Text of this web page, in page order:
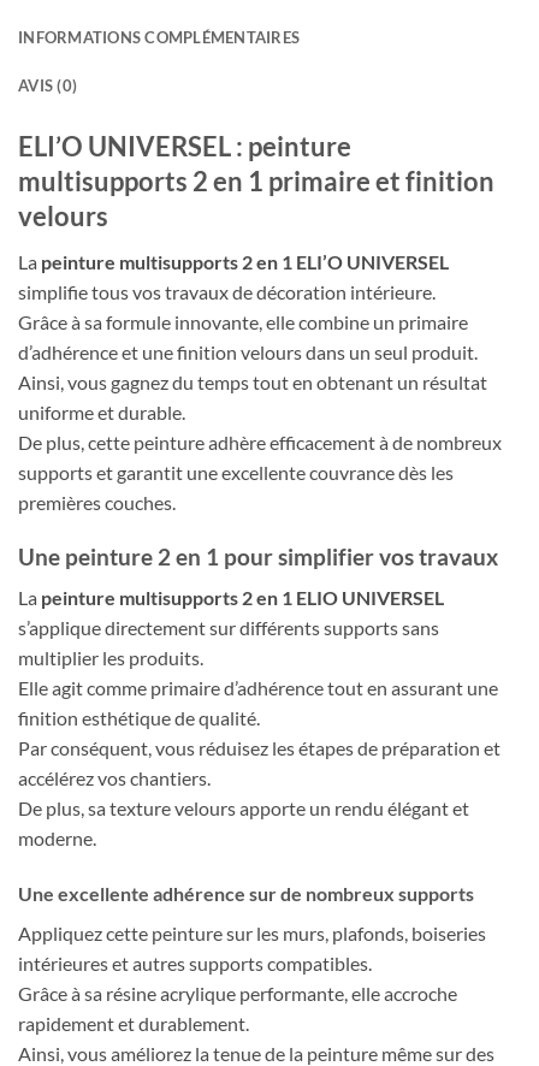
INFORMATIONS COMPLÉMENTAIRES
AVIS (0)
ELI’O UNIVERSEL : peinture
multisupports 2 en 1 primaire et finition
velours
La peinture multisupports 2 en 1 ELI’O UNIVERSEL
simplifie tous vos travaux de décoration intérieure.
Grâce à sa formule innovante, elle combine un primaire
d’adhérence et une finition velours dans un seul produit.
Ainsi, vous gagnez du temps tout en obtenant un résultat
uniforme et durable.
De plus, cette peinture adhère efficacement à de nombreux
supports et garantit une excellente couvrance dès les
premières couches.
Une peinture 2 en 1 pour simplifier vos travaux
La peinture multisupports 2 en 1 ELIO UNIVERSEL
s’applique directement sur différents supports sans
multiplier les produits.
Elle agit comme primaire d’adhérence tout en assurant une
finition esthétique de qualité.
Par conséquent, vous réduisez les étapes de préparation et
accélérez vos chantiers.
De plus, sa texture velours apporte un rendu élégant et
moderne.
Une excellente adhérence sur de nombreux supports
Appliquez cette peinture sur les murs, plafonds, boiseries
intérieures et autres supports compatibles.
Grâce à sa résine acrylique performante, elle accroche
rapidement et durablement.
Ainsi, vous améliorez la tenue de la peinture même sur des